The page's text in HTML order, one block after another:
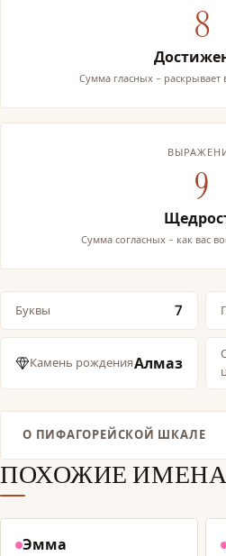
8
Сумма гласных - раскрывает
9
Сумма согласных - как вас
Буквы 7
Камень рожденияАлмаз
О ПИФАГОРЕЙСКОЙ ШКАЛЕ
ПОХОЖИЕ ИМЕНА
Эмма